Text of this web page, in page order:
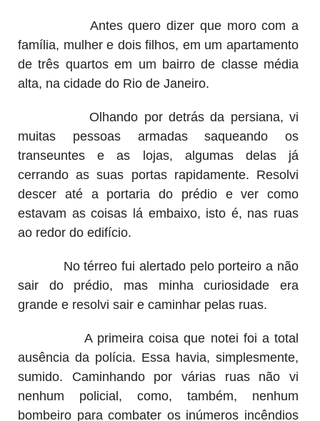
Antes quero dizer que moro com a
família, mulher e dois filhos, em um apartamento
de três quartos em um bairro de classe média
alta, na cidade do Rio de Janeiro.
Olhando por detrás da persiana, vi
muitas pessoas armadas saqueando os
transeuntes e as lojas, algumas delas já
cerrando as suas portas rapidamente. Resolvi
descer até a portaria do prédio e ver como
estavam as coisas lá embaixo, isto é, nas ruas
ao redor do edifício.
No térreo fui alertado pelo porteiro a não
sair do prédio, mas minha curiosidade era
grande e resolvi sair e caminhar pelas ruas.
A primeira coisa que notei foi a total
ausência da polícia. Essa havia, simplesmente,
sumido. Caminhando por várias ruas não vi
nenhum policial, como, também, nenhum
bombeiro para combater os inúmeros incêndios